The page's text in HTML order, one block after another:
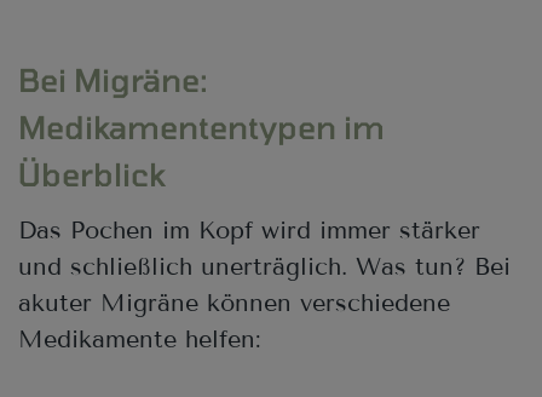
Bei Migräne:
Medikamententypen im
Überblick
Das Pochen im Kopf wird immer stärker
und schließlich unerträglich. Was tun? Bei
akuter Migräne können verschiedene
Medikamente helfen: